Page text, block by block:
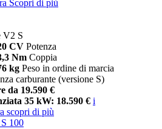
Scopri di più
V2 S
CV Potenza
Nm Coppia
kg Peso in ordine di marcia
carburante (versione S)
da 19.590 €
35 kW: 18.590 € i
scopri di più
100